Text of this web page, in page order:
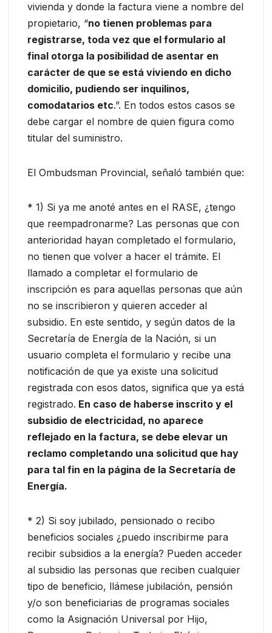
vivienda y donde la factura viene a nombre del
propietario, “no tienen problemas para
registrarse, toda vez que el formulario al
final otorga la posibilidad de asentar en
carácter de que se está viviendo en dicho
domicilio, pudiendo ser inquilinos,
comodatarios etc.”. En todos estos casos se
debe cargar el nombre de quien figura como
titular del suministro.
El Ombudsman Provincial, señaló también que:
* 1) Si ya me anoté antes en el RASE, ¿tengo
que reempadronarme? Las personas que con
anterioridad hayan completado el formulario,
no tienen que volver a hacer el trámite. El
llamado a completar el formulario de
inscripción es para aquellas personas que aún
no se inscribieron y quieren acceder al
subsidio. En este sentido, y según datos de la
Secretaría de Energía de la Nación, si un
usuario completa el formulario y recibe una
notificación de que ya existe una solicitud
registrada con esos datos, significa que ya está
registrado. En caso de haberse inscrito y el
subsidio de electricidad, no aparece
reflejado en la factura, se debe elevar un
reclamo completando una solicitud que hay
para tal fin en la página de la Secretaría de
Energía.
* 2) Si soy jubilado, pensionado o recibo
beneficios sociales ¿puedo inscribirme para
recibir subsidios a la energía? Pueden acceder
al subsidio las personas que reciben cualquier
tipo de beneficio, llámese jubilación, pensión
y/o son beneficiarias de programas sociales
como la Asignación Universal por Hijo,